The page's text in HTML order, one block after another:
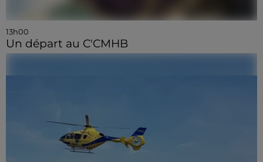
13h00
Un départ au C'CMHB